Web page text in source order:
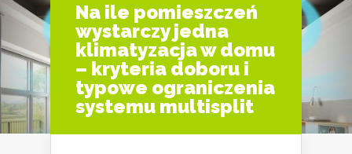
Na ile pomieszczeń
wystarczy jedna
klimatyzacja w domu
– kryteria doboru i
typowe ograniczenia
systemu multisplit